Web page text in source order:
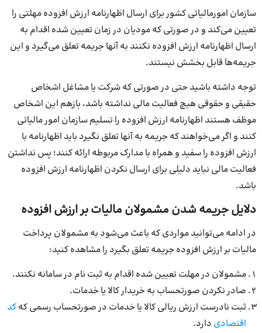
سازمان امورمالیاتی کشور برای ارسال اظهارنامه ارزش افزوده مهلتی را
تعیین می‌کند و در صورتی که مودیان در زمان تعیین شده اقدام به
ارسال اظهارنامه ارزش افزوده نکنند به آنها جریمه تعلق می‌گیرد و این
جریمه‌ها قابل بخشش نیستند.
توجه داشته باشید حتی در صورتی که شرکت یا مشاغل اشخاص
حقیقی و حقوقی هیچ فعالیت مالی نداشته باشد، بازهم این اشخاص
موظف هستند اظهارنامه ارزش افزوده را تسلیم سازمان امور مالیاتی
کنند و اگر می‌خواهند که جریمه به آنها تعلق نگیرد باید اظهارنامه با
ارزش افزوده را سفید و همراه با مدارک مربوطه ارائه کنند؛ پس نداشتن
فعالیت مالی نباید دلیلی برای ارسال نکردن اظهارنامه ارزش افزوده
باشد.
دلایل جریمه شدن مشمولان مالیات بر ارزش افزوده
در ادامه می‌توانید مواردی که باعث می‌شود به مشمولان پرداخت
مالیات بر ارزش افزوده جریمه تعلق بگیرد را مشاهده کنید:
مشمولان در مهلت تعیین شده اقدام به ثبت نام در سامانه نکنند.
صادر نکردن صورتحساب به خریدار کالا یا خدمات.
ثبت نادرست ارزش ریالی کالا یا خدمات در صورتحساب رسمی کهکد
اقتصادی دارد.